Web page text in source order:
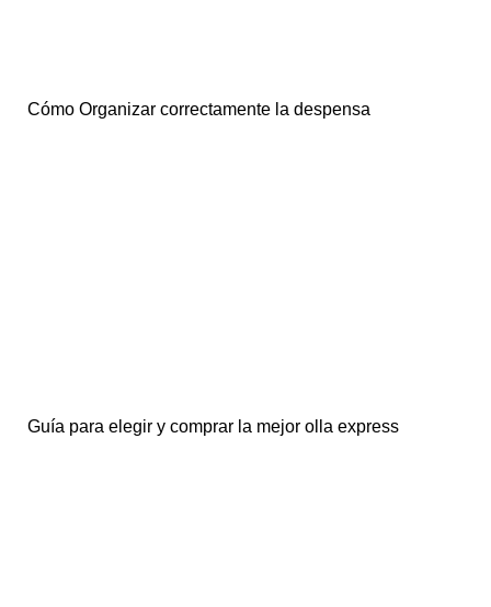
Cómo Organizar correctamente la despensa
Guía para elegir y comprar la mejor olla express